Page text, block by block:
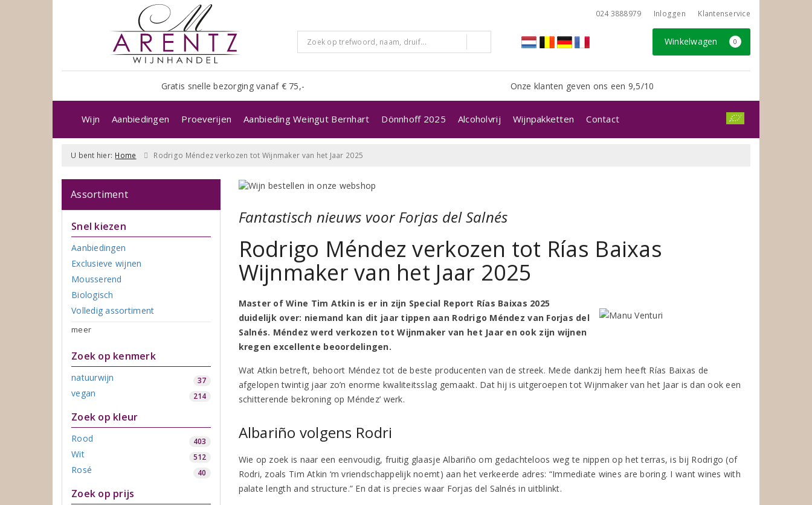
024 3888979 Inloggen Klantenservice
Winkelwagen 0
Gratis snelle bezorging vanaf € 75,- Onze klanten geven ons een 9,5/10
Wijn Aanbiedingen Proeverijen Aanbieding Weingut Bernhart Dönnhoff 2025 Alcoholvrij Wijnpakketten Contact
U bent hier: Home Rodrigo Méndez verkozen tot Wijnmaker van het Jaar 2025
Assortiment
Snel kiezen
Aanbiedingen
Exclusieve wijnen
Mousserend
Biologisch
Volledig assortiment
meer
Zoek op kenmerk
natuurwijn 37
vegan 214
Zoek op kleur
Rood 403
Wit 512
Rosé 40
Zoek op prijs
Fantastisch nieuws voor Forjas del Salnés
Rodrigo Méndez verkozen tot Rías Baixas
Wijnmaker van het Jaar 2025
Master of Wine Tim Atkin is er in zijn Special Report Rías Baixas 2025
duidelijk over: niemand kan dit jaar tippen aan Rodrigo Méndez van Forjas del
Salnés. Méndez werd verkozen tot Wijnmaker van het Jaar en ook zijn wijnen
kregen excellente beoordelingen.
Wat Atkin betreft, behoort Méndez tot de beste producenten van de streek. Mede dankzij hem heeft Rías Baixas de
afgelopen twintig jaar zo’n enorme kwaliteitsslag gemaakt. Dat hij is uitgeroepen tot Wijnmaker van het Jaar is dan ook een
schitterende bekroning op Méndez’ werk.
Albariño volgens Rodri
Wie op zoek is naar een eenvoudig, fruitig glaasje Albariño om gedachteloos weg te nippen op het terras, is bij Rodrigo (of
Rodri, zoals Tim Atkin ‘m vriendschappelijk noemt) aan het verkeerde adres: “Immediate wines are boring. I want wines with
palate length and structure.” En dat is precies waar Forjas del Salnés in uitblinkt.